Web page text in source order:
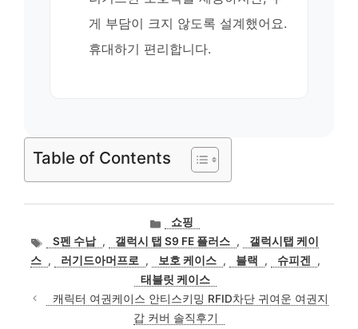
게 부담이 크지 않도록 설계했어요.
휴대하기 편리합니다.
Table of Contents
카
테
고
리
쇼핑
태S펜 수납 , 갤럭시 탭 S9 FE 플러스 ,
갤럭시탭 케이
스 , 러기드아머프로 , 보호 케이스 , 블랙 , 슈피겐
,
태블릿 케이스
캐릭터 여권케이스 안티스키밍 RFID차단 귀여운 여권지
갑 커버 솔직후기